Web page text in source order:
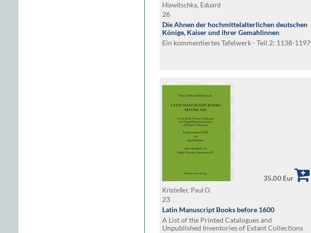
Hlawitschka, Eduard
26
Die Ahnen der hochmittelalterlichen deutschen
Könige, Kaiser und ihrer Gemahlinnen
Ein kommentiertes Tafelwerk - Teil 2: 1138-1197
35,00 Eur
Kristeller, Paul O.
23
Latin Manuscript Books before 1600
A List of the Printed Catalogues and
Unpublished Inventories of Extant Collections